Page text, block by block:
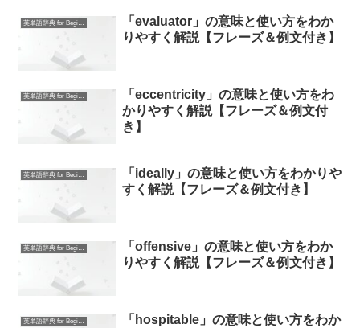
英単語辞典 for Beginners
「evaluator」の意味と使い方をわか
りやすく解説【フレーズ＆例文付き】
英単語辞典 for Beginners
「eccentricity」の意味と使い方をわ
かりやすく解説【フレーズ＆例文付
き】
英単語辞典 for Beginners
「ideally」の意味と使い方をわかりや
すく解説【フレーズ＆例文付き】
英単語辞典 for Beginners
「offensive」の意味と使い方をわか
りやすく解説【フレーズ＆例文付き】
英単語辞典 for Beginners
「hospitable」の意味と使い方をわか